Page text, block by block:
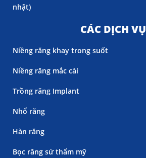
nhật)
CÁC DỊCH VỤ
Niềng răng khay trong suốt
Niềng răng mắc cài
Trồng răng Implant
Nhổ răng
Hàn răng
Bọc răng sứ thẩm mỹ